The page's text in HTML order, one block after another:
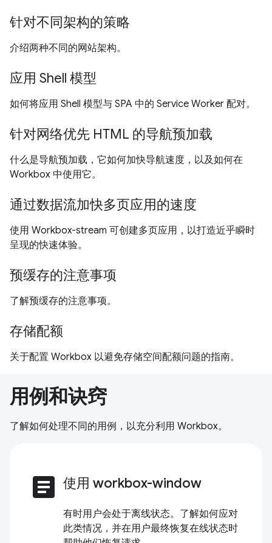
针对不同架构的策略
介绍两种不同的网站架构。
应用 Shell 模型
如何将应用 Shell 模型与 SPA 中的 Service Worker 配对。
针对网络优先 HTML 的导航预加载
什么是导航预加载，它如何加快导航速度，以及如何在
Workbox 中使用它。
通过数据流加快多页应用的速度
使用 Workbox-stream 可创建多页应用，以打造近乎瞬时
呈现的快速体验。
预缓存的注意事项
了解预缓存的注意事项。
存储配额
关于配置 Workbox 以避免存储空间配额问题的指南。
用例和诀窍
了解如何处理不同的用例，以充分利用 Workbox。
article 使用 workbox-window
有时用户会处于离线状态。了解如何应对
此类情况，并在用户最终恢复在线状态时